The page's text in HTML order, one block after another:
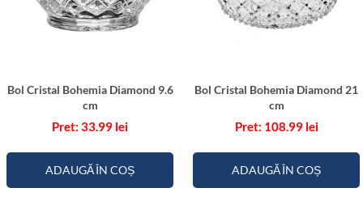
Bol Cristal Bohemia Diamond 9.6
cm
33.99 lei
ADAUGĂ ÎN COȘ
Bol Cristal Bohemia Diamond 21
cm
108.99 lei
ADAUGĂ ÎN COȘ